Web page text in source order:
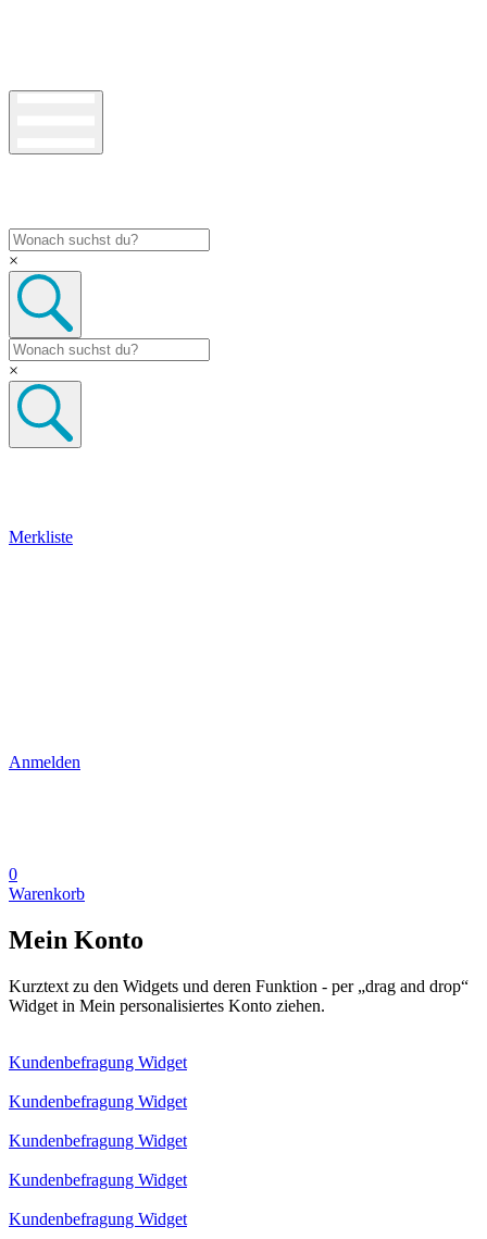
×
×
Merkliste
Anmelden
0
Warenkorb
Mein Konto
Kurztext zu den Widgets und deren Funktion - per „drag and drop“
Widget in Mein personalisiertes Konto ziehen.
Kundenbefragung Widget
Kundenbefragung Widget
Kundenbefragung Widget
Kundenbefragung Widget
Kundenbefragung Widget